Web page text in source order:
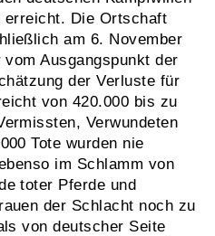
erreicht. Die Ortschaft
am 6. November
Ausgangspunkt der
der Verluste für
von 420.000 bis zu
Verwundeten
Tote wurden nie
im Schlamm von
toter Pferde und
der Schlacht noch zu
von deutscher Seite